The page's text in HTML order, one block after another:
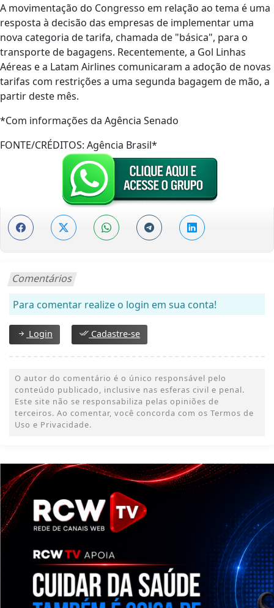
A movimentação do Congresso em relação ao tema é uma
resposta à decisão das empresas de implementar uma
nova categoria de tarifa, chamada de "básica", para o
transporte de bagagens. Recentemente, a Gol Linhas
Aéreas e a Latam Airlines comunicaram a adoção de novas
tarifas com restrições a uma segunda bagagem de mão, a
partir deste mês.
*Com informações da Agência Senado
FONTE/CRÉDITOS: Agência Brasil*
Comentários
Para comentar realize o login em sua conta!
Login Cadastre-se
O autor do comentário é o único responsável pelo
conteúdo publicado, inclusive nas esferas civil e penal.
Este site não se responsabiliza pelas opiniões de
terceiros. Ao comentar, você concorda com os Termos de
Uso e Privacidade.